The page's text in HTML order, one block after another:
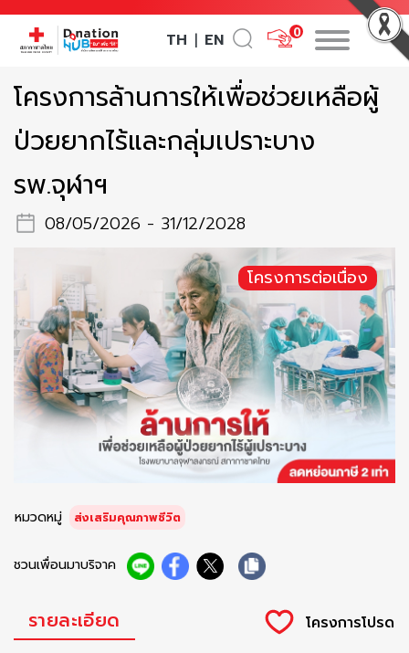
TH | EN 0
โครงการล้านการให้เพื่อช่วยเหลือผู้
ป่วยยากไร้และกลุ่มเปราะบาง
รพ.จุฬาฯ
08/05/2026 - 31/12/2028
โครงการต่อเนื่อง
หมวดหมู่ ส่งเสริมคุณภาพชีวิต
ชวนเพื่อนมาบริจาค
รายละเอียด